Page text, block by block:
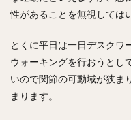
性があることを無視しては
とくに平日は一日デスクワ
ウォーキングを行おうとし
いので関節の可動域が狭ま
まります。